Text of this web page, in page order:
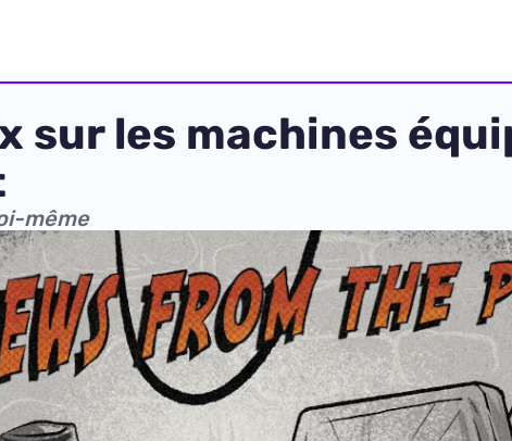
sur les machines
même